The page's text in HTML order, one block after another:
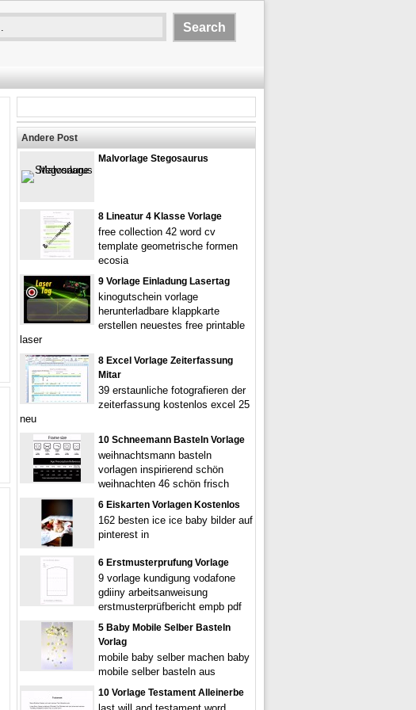
Andere Post
Malvorlage Stegosaurus
8 Lineatur 4 Klasse Vorlage
free collection 42 word cv
template geometrische formen
ecosia
9 Vorlage Einladung Lasertag
kinogutschein vorlage
herunterladbare klappkarte
erstellen neuestes free printable
laser
8 Excel Vorlage Zeiterfassung
Mitar
39 erstaunliche fotografieren der
zeiterfassung kostenlos excel 25
neu
10 Schneemann Basteln Vorlage
weihnachtsmann basteln
vorlagen inspirierend schön
weihnachten 46 schön frisch
6 Eiskarten Vorlagen Kostenlos
162 besten ice ice baby bilder auf
pinterest in
6 Erstmusterprufung Vorlage
9 vorlage kundigung vodafone
gdiiny arbeitsanweisung
erstmusterprüfbericht empb pdf
5 Baby Mobile Selber Basteln
Vorlag
mobile baby selber machen baby
mobile selber basteln aus
10 Vorlage Testament Alleinerbe